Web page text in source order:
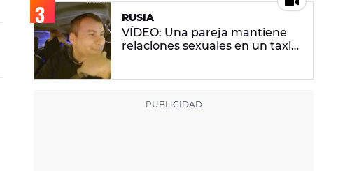
RUSIA
VÍDEO: Una pareja mantiene
relaciones sexuales en un taxi